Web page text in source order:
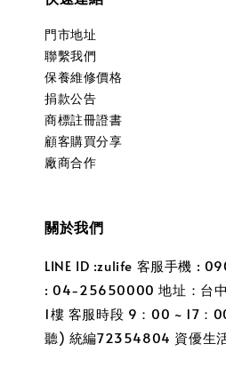
門市地址
聯繫我們
保養維修價格
捐款公告
商標註冊證書
顧客購買分享
廠商合作
關於我們
LINE ID :zulife 客服手機 :
: 04-25650000 地址：台中
1樓 客服時段 9：00 ~ 17：
聽) 統編72354804 資優生